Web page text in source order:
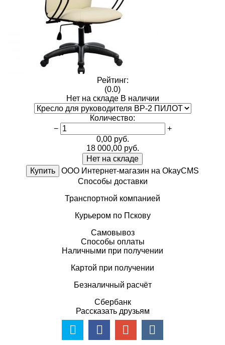
Рейтинг:
(0.0)
Нет на складе В наличии
Количество:
−
+
0,00руб.
18 000,00 руб.
Нет на складе
Купить
ООО Интернет-магазин на OkayCMS
Способы доставки
Транспортной компанией
Курьером по Пскову
Самовывоз
Способы оплаты
Наличными при получении
Картой при получении
Безналичный расчёт
Сбербанк
Рассказать друзьям